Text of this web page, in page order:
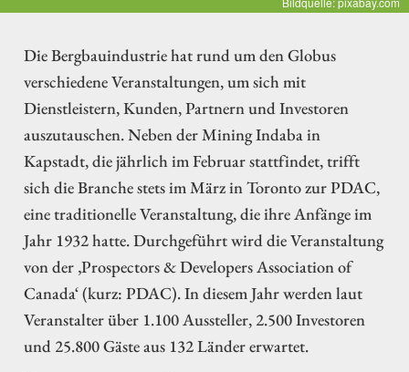
Die Bergbauindustrie hat rund um den Globus
verschiedene Veranstaltungen, um sich mit
Dienstleistern, Kunden, Partnern und Investoren
auszutauschen. Neben der Mining Indaba in
Kapstadt, die jährlich im Februar stattfindet, trifft
sich die Branche stets im März in Toronto zur PDAC,
eine traditionelle Veranstaltung, die ihre Anfänge im
Jahr 1932 hatte. Durchgeführt wird die Veranstaltung
von der ‚Prospectors & Developers Association of
Canada‘ (kurz: PDAC). In diesem Jahr werden laut
Veranstalter über 1.100 Aussteller, 2.500 Investoren
und 25.800 Gäste aus 132 Länder erwartet.